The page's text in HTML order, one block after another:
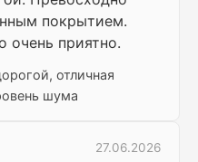
покрытием.
очень приятно.
отличная
шума
27.06.2026